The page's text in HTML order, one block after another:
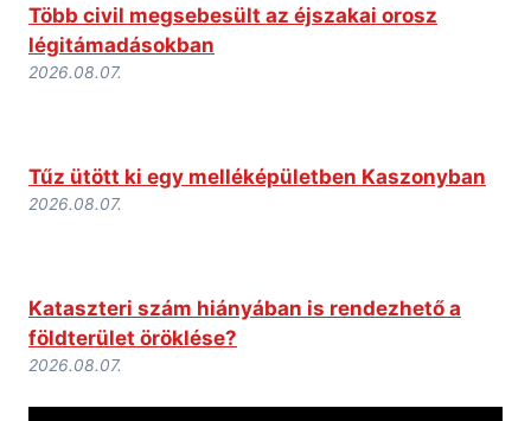
Több civil megsebesült az éjszakai orosz
légitámadásokban
2026.08.07.
Tűz ütött ki egy melléképületben Kaszonyban
2026.08.07.
Kataszteri szám hiányában is rendezhető a
földterület öröklése?
2026.08.07.